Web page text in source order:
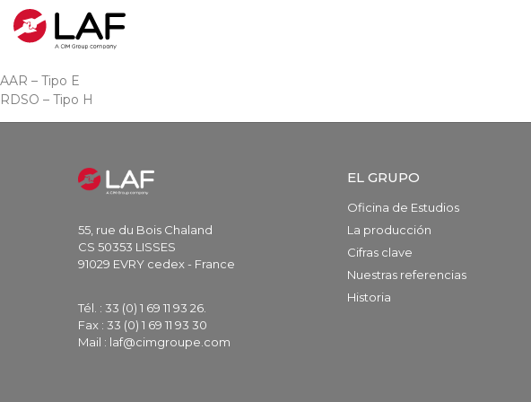
AAR – Tipo E
RDSO – Tipo H
55, rue du Bois Chaland
CS 50353 LISSES
91029 EVRY cedex - France
Tél. : 33 (0) 1 69 11 93 26.
Fax : 33 (0) 1 69 11 93 30
Mail : laf@cimgroupe.com
EL GRUPO
Oficina de Estudios
La producción
Cifras clave
Nuestras referencias
Historia